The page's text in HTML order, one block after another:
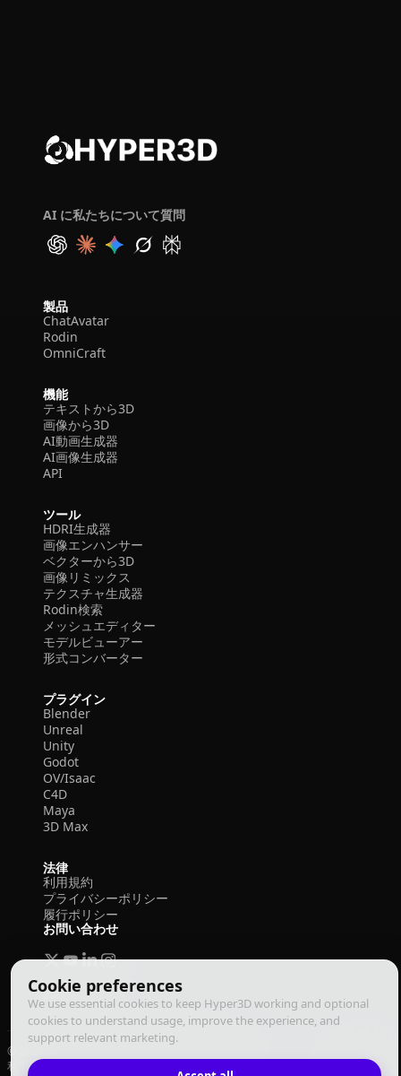
Cookie preferences
We use essential cookies to keep Hyper3D working and optional
cookies to understand usage, improve the experience, and
support relevant marketing.
AI に私たちについて質問
製品
ChatAvatar
Rodin
OmniCraft
機能
テキストから3D
画像から3D
AI動画生成器
AI画像生成器
API
ツール
HDRI生成器
画像エンハンサー
ベクターから3D
画像リミックス
テクスチャ生成器
Rodin検索
メッシュエディター
モデルビューアー
形式コンバーター
プラグイン
Blender
Unreal
Unity
Godot
OV/Isaac
C4D
Maya
3D Max
法律
利用規約
プライバシーポリシー
履行ポリシー
お問い合わせ
© 2026 Deemos Corporation. All rights reserved
利用規約